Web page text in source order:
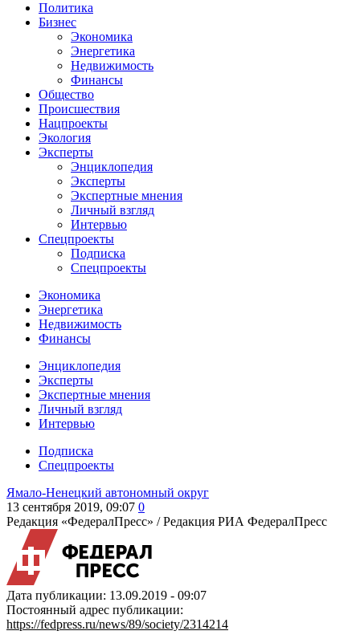
Политика
Бизнес
Экономика
Энергетика
Недвижимость
Финансы
Общество
Происшествия
Нацпроекты
Экология
Эксперты
Энциклопедия
Эксперты
Экспертные мнения
Личный взгляд
Интервью
Спецпроекты
Подписка
Спецпроекты
Экономика
Энергетика
Недвижимость
Финансы
Энциклопедия
Эксперты
Экспертные мнения
Личный взгляд
Интервью
Подписка
Спецпроекты
Ямало-Ненецкий автономный округ
13 сентября 2019, 09:07 0
Редакция «ФедералПресс» /Редакция РИА ФедералПресс
Дата публикации: 13.09.2019 - 09:07
Постоянный адрес публикации:
https://fedpress.ru/news/89/society/2314214